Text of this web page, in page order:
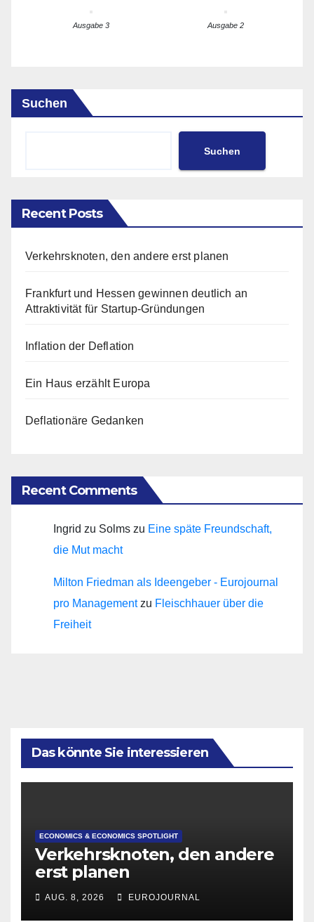
Ausgabe 3 Ausgabe 2
Suchen
Suchen
Recent Posts
Verkehrsknoten, den andere erst planen
Frankfurt und Hessen gewinnen deutlich an
Attraktivität für Startup-Gründungen
Inflation der Deflation
Ein Haus erzählt Europa
Deflationäre Gedanken
Recent Comments
Ingrid zu Solms zu Eine späte Freundschaft,
die Mut macht
Milton Friedman als Ideengeber - Eurojournal
pro Managementzu Fleischhauer über die
Freiheit
Das könnte Sie interessieren
ECONOMICS & ECONOMICS SPOTLIGHT
Verkehrsknoten, den andere
erst planen
AUG. 8, 2026 EUROJOURNAL